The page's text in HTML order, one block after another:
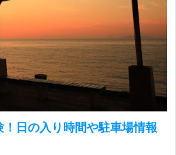
日の入り時間や駐車場情報